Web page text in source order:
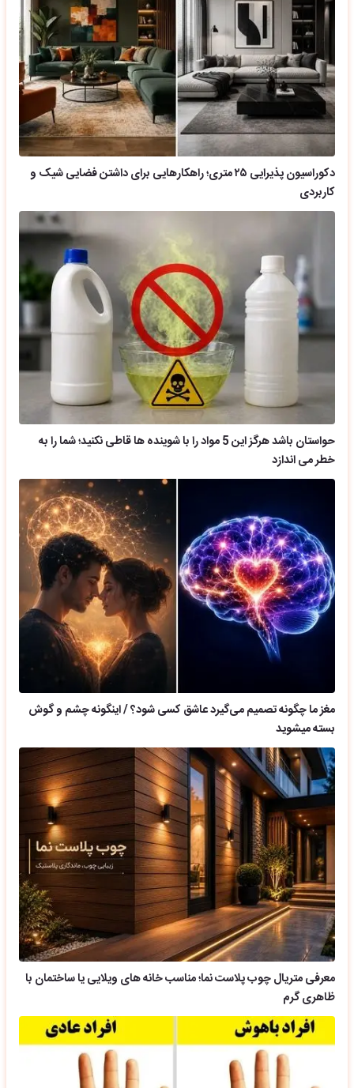
دکوراسیون پذیرایی ۲۵ متری؛ راهکارهایی برای داشتن فضایی شیک و
کاربردی
حواستان باشد هرگز این 5 مواد را با شوینده ها قاطی نکنید؛ شما را به
خطر می اندازد
مغز ما چگونه تصمیم می‌گیرد عاشق کسی شود؟ / اینگونه چشم و گوش
بسته میشوید
معرفی متریال چوب پلاست نما؛ مناسب خانه های ویلایی یا ساختمان با
ظاهری گرم